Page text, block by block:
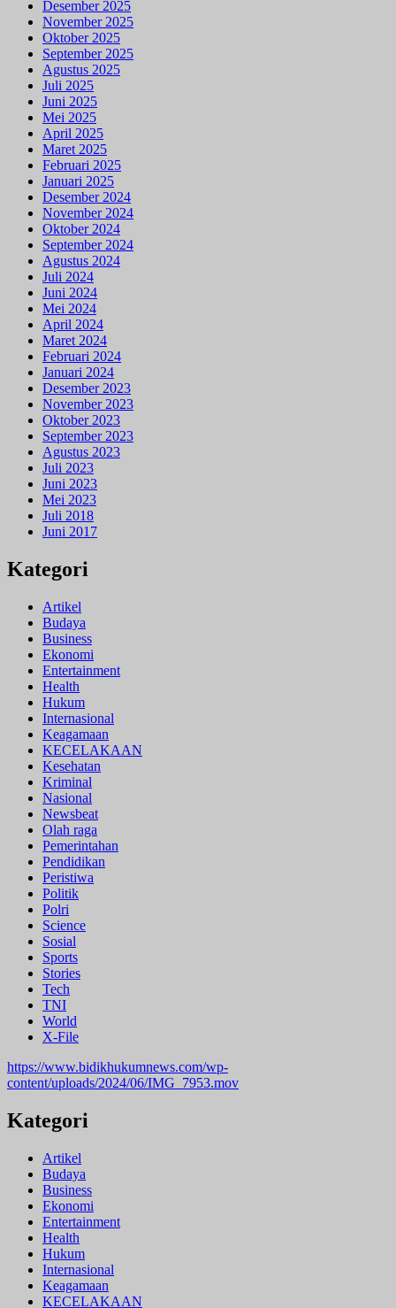
Desember 2025
November 2025
Oktober 2025
September 2025
Agustus 2025
Juli 2025
Juni 2025
Mei 2025
April 2025
Maret 2025
Februari 2025
Januari 2025
Desember 2024
November 2024
Oktober 2024
September 2024
Agustus 2024
Juli 2024
Juni 2024
Mei 2024
April 2024
Maret 2024
Februari 2024
Januari 2024
Desember 2023
November 2023
Oktober 2023
September 2023
Agustus 2023
Juli 2023
Juni 2023
Mei 2023
Juli 2018
Juni 2017
Kategori
Artikel
Budaya
Business
Ekonomi
Entertainment
Health
Hukum
Internasional
Keagamaan
KECELAKAAN
Kesehatan
Kriminal
Nasional
Newsbeat
Olah raga
Pemerintahan
Pendidikan
Peristiwa
Politik
Polri
Science
Sosial
Sports
Stories
Tech
TNI
World
X-File
https://www.bidikhukumnews.com/wp-
content/uploads/2024/06/IMG_7953.mov
Kategori
Artikel
Budaya
Business
Ekonomi
Entertainment
Health
Hukum
Internasional
Keagamaan
KECELAKAAN